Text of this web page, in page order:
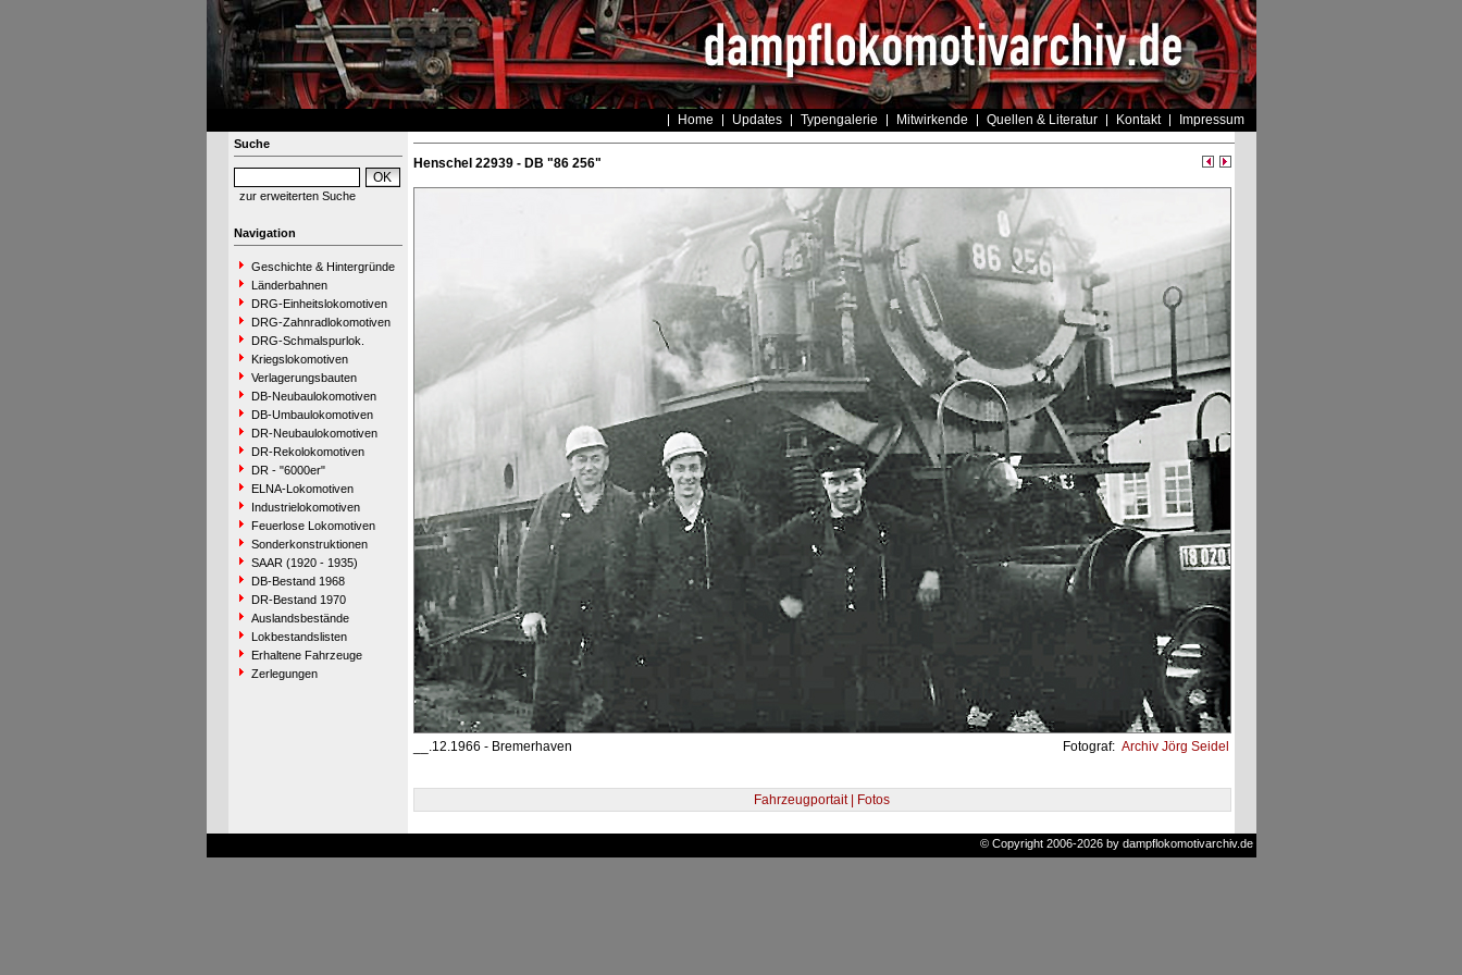
Home Updates Typengalerie Mitwirkende Quellen & Literatur Kontakt Impressum
Suche
zur erweiterten Suche
Navigation
Geschichte & Hintergründe
Länderbahnen
DRG-Einheitslokomotiven
DRG-Zahnradlokomotiven
DRG-Schmalspurlok.
Kriegslokomotiven
Verlagerungsbauten
DB-Neubaulokomotiven
DB-Umbaulokomotiven
DR-Neubaulokomotiven
DR-Rekolokomotiven
DR - "6000er"
ELNA-Lokomotiven
Industrielokomotiven
Feuerlose Lokomotiven
Sonderkonstruktionen
SAAR (1920 - 1935)
DB-Bestand 1968
DR-Bestand 1970
Auslandsbestände
Lokbestandslisten
Erhaltene Fahrzeuge
Zerlegungen
Henschel 22939 - DB "86 256"
__.12.1966 - Bremerhaven Fotograf: Archiv Jörg Seidel
Fahrzeugportait | Fotos
© Copyright 2006-2026 by dampflokomotivarchiv.de